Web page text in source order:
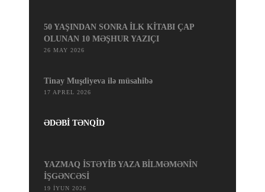
50 YAŞINDAN SONRA İLK KİTABI ÇAP
OLUNAN 10 MƏŞHUR YAZIÇI
26 MAY 2026
Tinay Muşdiyeva ilə müsahibə
17 APREL 2026
ƏDƏBİ TƏNQİD
YAZMAQ İSTƏYİB YAZA BİLMƏMƏNİN
İŞGƏNCƏSİ
19 İYUN 2026